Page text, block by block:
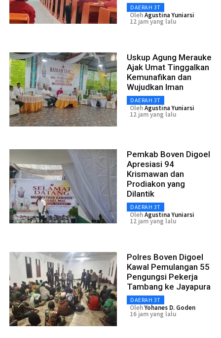
DAERAH 3T
OlehAgustina Yuniarsi
12 jam yang lalu
Uskup Agung Merauke
Ajak Umat Tinggalkan
Kemunafikan dan
Wujudkan Iman
DAERAH 3T
OlehAgustina Yuniarsi
12 jam yang lalu
Pemkab Boven Digoel
Apresiasi 94
Krismawan dan
Prodiakon yang
Dilantik
DAERAH 3T
OlehAgustina Yuniarsi
12 jam yang lalu
Polres Boven Digoel
Kawal Pemulangan 55
Pengungsi Pekerja
Tambang ke Jayapura
DAERAH 3T
OlehYohanes D. Goden
16 jam yang lalu